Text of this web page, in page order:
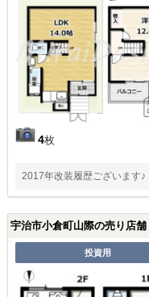
4枚
2017年改装履歴ございます♪
宇治市小倉町山際の売り店
投資用